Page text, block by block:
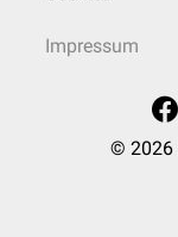
Impressum
© 2026